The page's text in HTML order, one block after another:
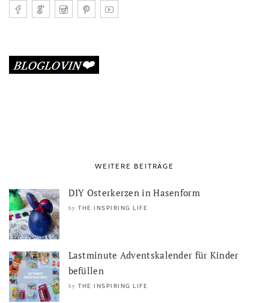
WEITERE BEITRÄGE
DIY Osterkerzen in Hasenform
by THE INSPIRING LIFE
Lastminute Adventskalender für Kinder
befüllen
by THE INSPIRING LIFE